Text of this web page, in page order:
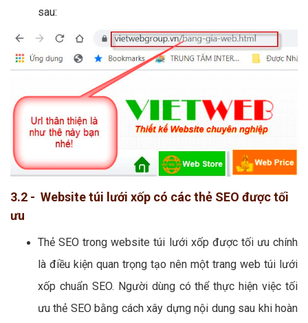
sau:
3.2 - Website túi lưới xốp có các thẻ SEO được tối
ưu
Thẻ SEO trong website túi lưới xốp được tối ưu chính
là điều kiện quan trọng tạo nên một trang web túi lưới
xốp chuẩn SEO. Người dùng có thể thực hiện việc tối
ưu thẻ SEO bằng cách xây dựng nội dung sau khi hoàn